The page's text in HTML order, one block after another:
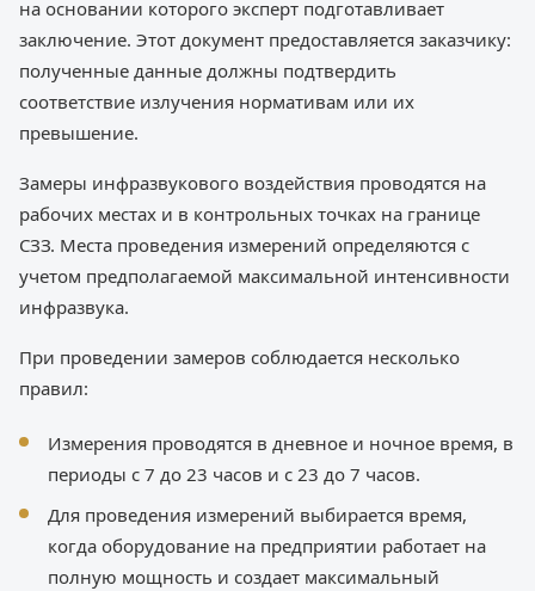
на основании которого эксперт подготавливает
заключение. Этот документ предоставляется заказчику:
полученные данные должны подтвердить
соответствие излучения нормативам или их
превышение.
Замеры инфразвукового воздействия проводятся на
рабочих местах и в контрольных точках на границе
СЗЗ. Места проведения измерений определяются с
учетом предполагаемой максимальной интенсивности
инфразвука.
При проведении замеров соблюдается несколько
правил:
Измерения проводятся в дневное и ночное время, в
периоды с 7 до 23 часов и с 23 до 7 часов.
Для проведения измерений выбирается время,
когда оборудование на предприятии работает на
полную мощность и создает максимальный